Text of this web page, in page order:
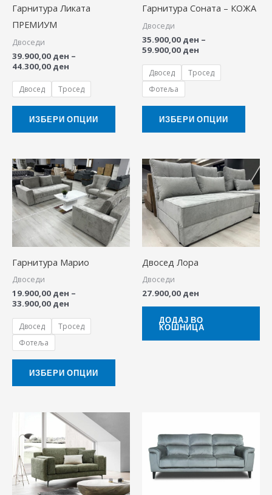
Гарнитура Ликата
ПРЕМИУМ
Двоседи
39.900,00 ден –
44.300,00 ден
Двосед Тросед
ИЗБЕРИ ОПЦИИ
options
product
Гарнитура Соната – КОЖА
Двоседи
35.900,00 ден –
59.900,00 ден
Двосед
Тросед
Фотеља
ИЗБЕРИ ОПЦИИ
Гарнитура Марио
Двоседи
19.900,00 ден –
33.900,00 ден
Price
range:
19.900,00 ден
through
33.900,00 ден
Двосед
Тросед
Фотеља
ИЗБЕРИ ОПЦИИ
This
product
has
multiple
variants.
The
options
product
Двосед Лора
Двоседи
27.900,00 ден
ДОДАЈ ВО
КОШНИЦА
Price
range:
48.900,00 ден
through
50.900,00 ден
product
multiple
variants.
25.900,00 ден
through
37.900,00 ден
has